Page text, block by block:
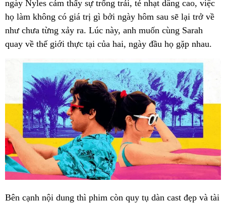
ngày Nyles cảm thấy sự trống trải, tẻ nhạt dâng cao, việc
họ làm không có giá trị gì bởi ngày hôm sau sẽ lại trở về
như chưa từng xảy ra. Lúc này, anh muốn cùng Sarah
quay về thế giới thực tại của hai, ngày đầu họ gặp nhau.
Bên cạnh nội dung thì phim còn quy tụ dàn cast đẹp và tài